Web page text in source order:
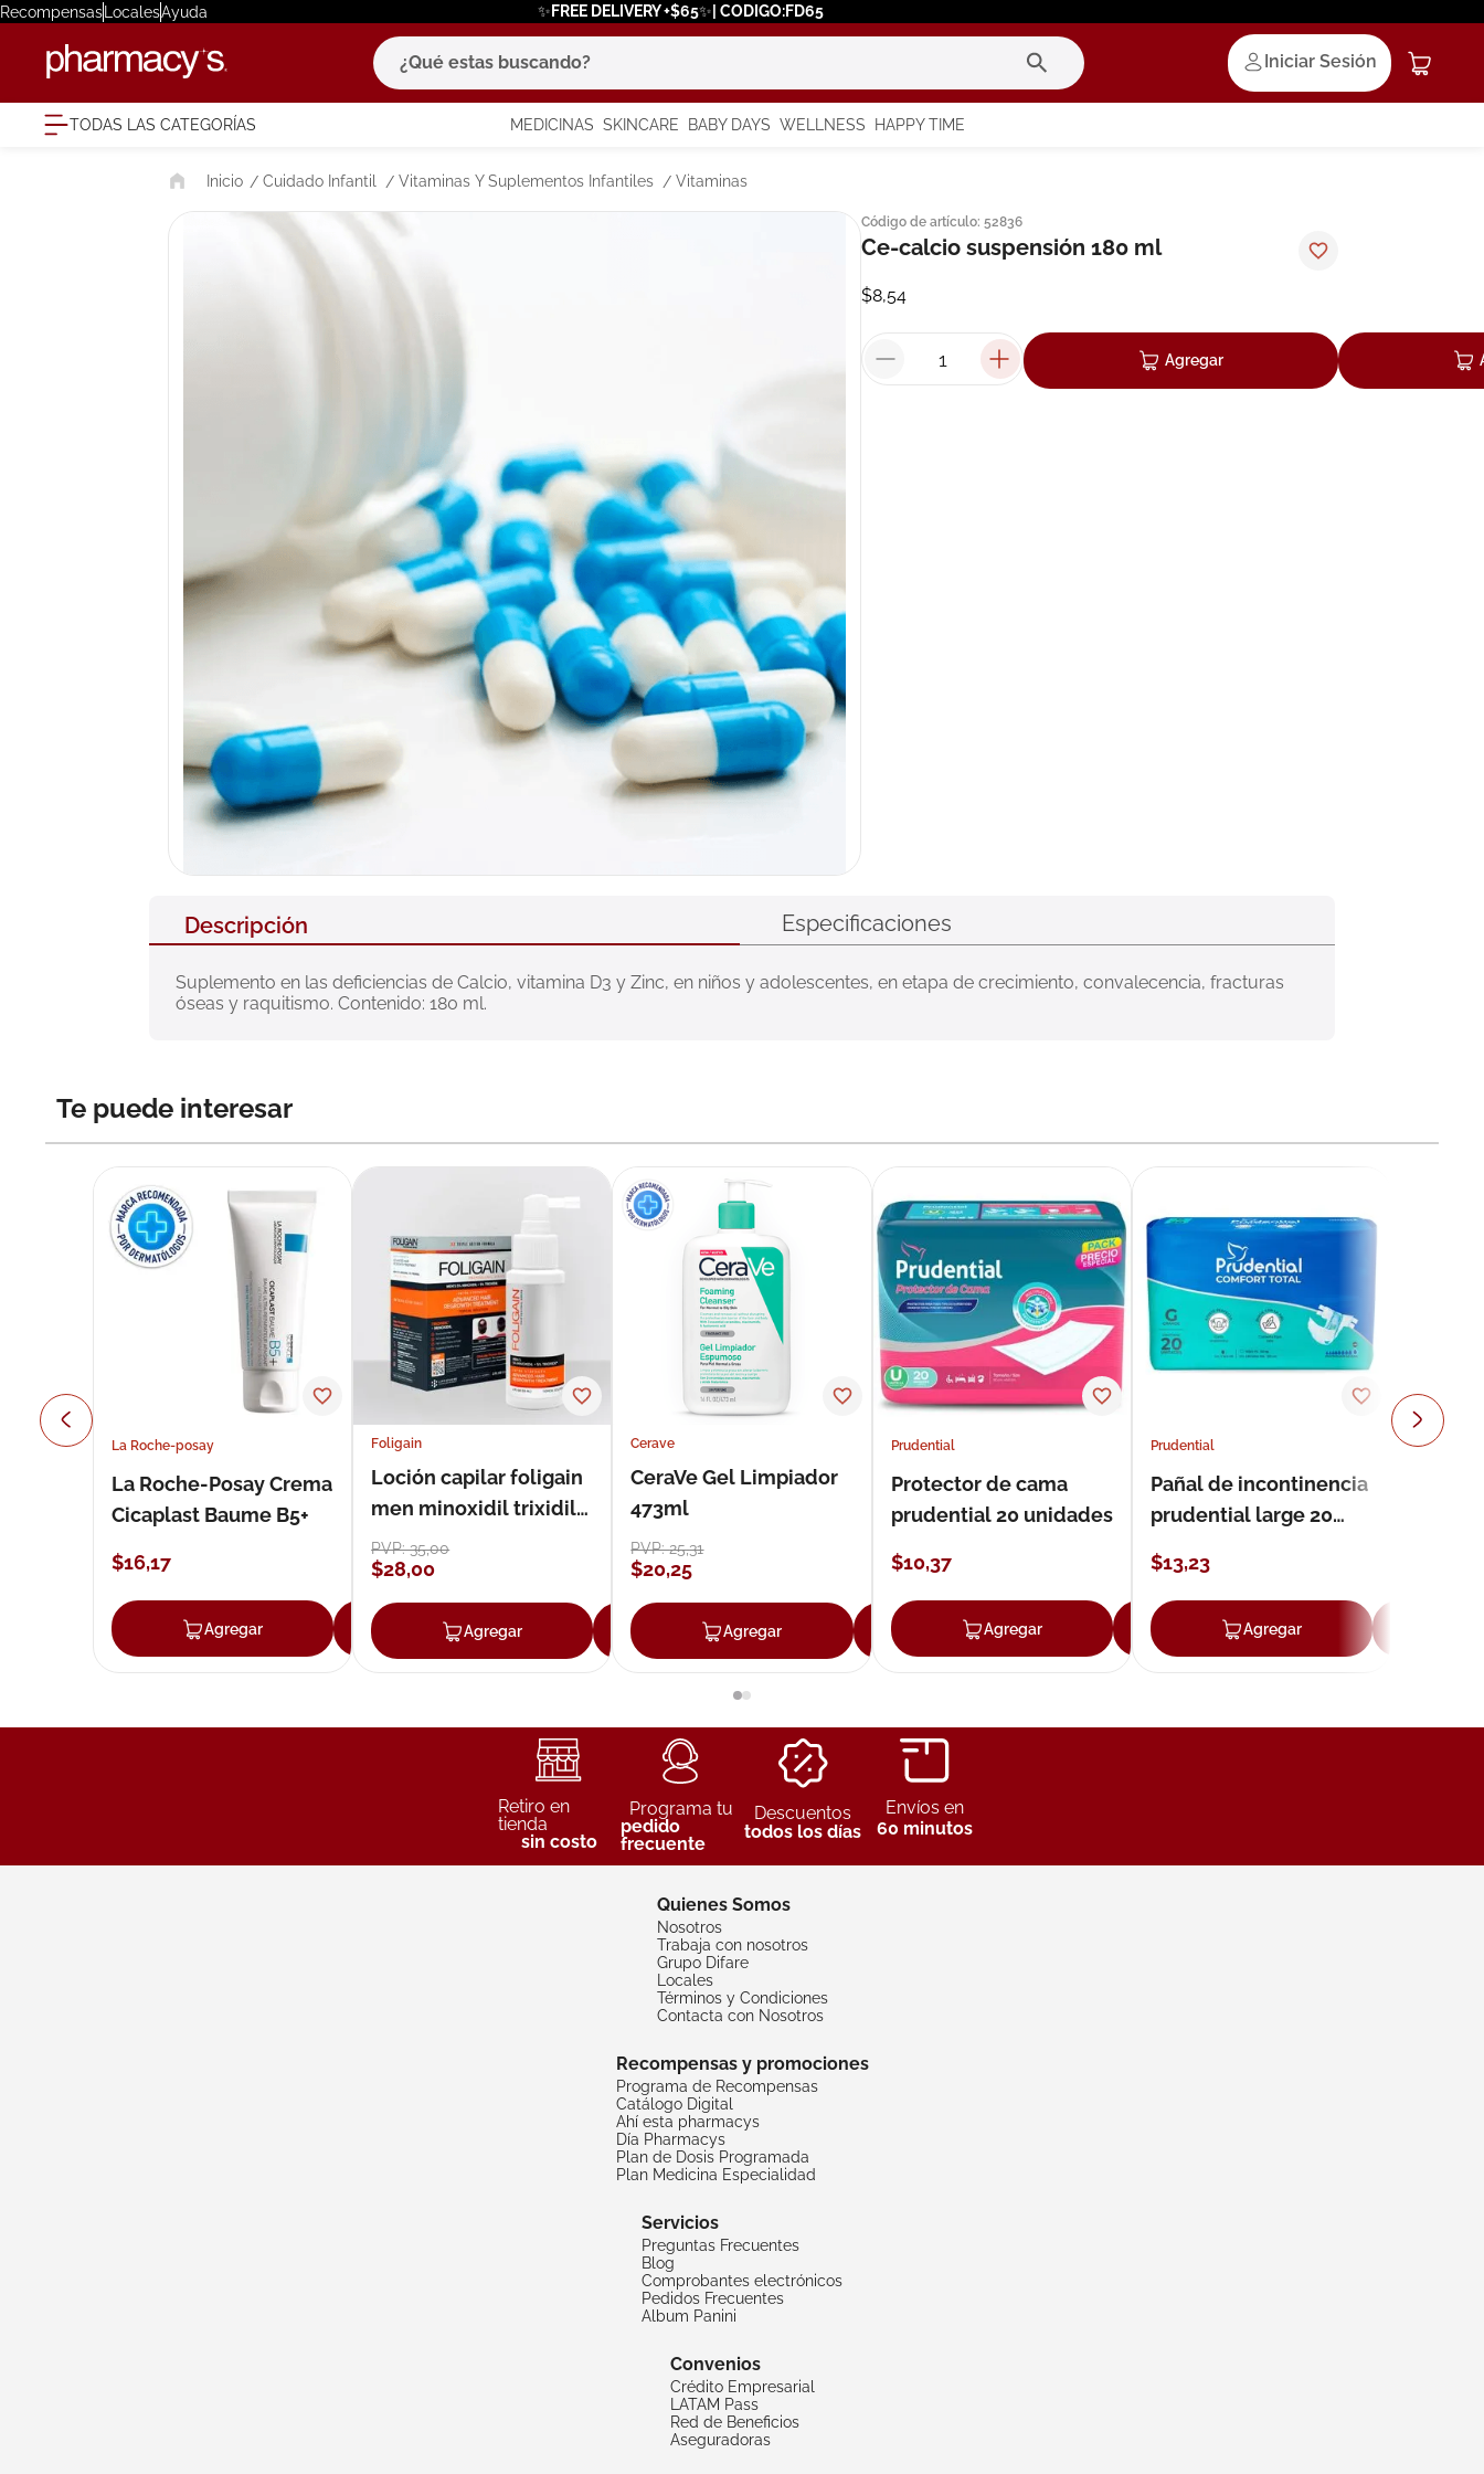
RecompensasLocalesAyuda ✨FREE DELIVERY +$65✨| CODIGO:FD65
¿Qué estas buscando?
Iniciar Sesión
TODAS LAS CATEGORÍAS MEDICINAS SKINCARE BABY DAYS WELLNESS HAPPY TIME
Cuidado Infantil Vitaminas Y Suplementos Infantiles Vitaminas
Código de artículo: 52836
Ce-calcio suspensión 180 ml
$8,54
Agregar
Descripción Especificaciones
Suplemento en las deficiencias de Calcio, vitamina D3 y Zinc, en niños y adolescentes, en etapa de crecimiento, convalecencia, fracturas
óseas y raquitismo. Contenido: 180 ml.
Te puede interesar
La Roche-posay
La Roche-Posay Crema
Cicaplast Baume B5+
$16,17
Agregar Agregar
Foligain
Loción capilar foligain
men minoxidil trixidil
loción 59 ml
PVP:35,00
$28,00
Agregar Agregar
Cerave
CeraVe Gel Limpiador
473ml
PVP:25,31
$20,25
Agregar Agregar
Prudential
Protector de cama
prudential 20 unidades
$10,37
Agregar Agregar
Prudential
Pañal de incontinencia
prudential large 20
$13,23
Agregar
Retiro en
tienda
sin costo
Programa tu
pedido
frecuente
Descuentos
todos los días
Envíos en
60 minutos
Quienes Somos
Nosotros
Trabaja con nosotros
Grupo Difare
Locales
Términos y Condiciones
Contacta con Nosotros
Recompensas y promociones
Programa de Recompensas
Catálogo Digital
Ahí esta pharmacys
Día Pharmacys
Plan de Dosis Programada
Plan Medicina Especialidad
Servicios
Preguntas Frecuentes
Blog
Comprobantes electrónicos
Pedidos Frecuentes
Album Panini
Convenios
Crédito Empresarial
LATAM Pass
Red de Beneficios
Aseguradoras
términos más buscados
1. eucerin
roche posay
9. megacistin
pañales